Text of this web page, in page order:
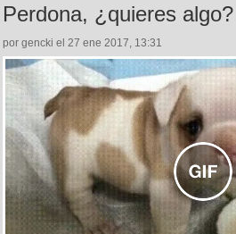
Perdona, ¿quieres algo?
por gencki el 27 ene 2017, 13:31